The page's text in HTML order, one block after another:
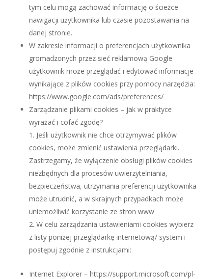
tym celu mogą zachować informację o ścieżce
nawigacji użytkownika lub czasie pozostawania na
danej stronie.
W zakresie informacji o preferencjach użytkownika
gromadzonych przez sieć reklamową Google
użytkownik może przeglądać i edytować informacje
wynikające z plików cookies przy pomocy narzędzia:
https://www.google.com/ads/preferences/
Zarządzanie plikami cookies – jak w praktyce
wyrażać i cofać zgodę?
Jeśli użytkownik nie chce otrzymywać plików
cookies, może zmienić ustawienia przeglądarki.
Zastrzegamy, że wyłączenie obsługi plików cookies
niezbędnych dla procesów uwierzytelniania,
bezpieczeństwa, utrzymania preferencji użytkownika
może utrudnić, a w skrajnych przypadkach może
uniemożliwić korzystanie ze stron www
W celu zarządzania ustawieniami cookies wybierz
z listy poniżej przeglądarkę internetową/ system i
postępuj zgodnie z instrukcjami:
Internet Explorer – https://support.microsoft.com/pl-